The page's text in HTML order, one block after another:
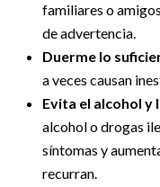
familiares o
de advertencia.
Duerme lo
a veces causan
Evita el alcohol y
alcohol o drogas
síntomas y
recurran.